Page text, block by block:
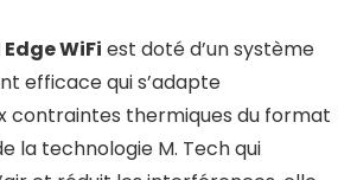
Edge WiFi est doté d’un système
efficace qui s’adapte
contraintes thermiques du format
la technologie M. Tech qui